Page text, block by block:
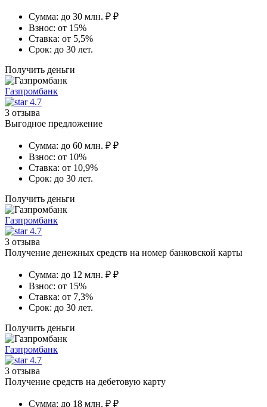
Сумма: до 30 млн. ₽ ₽
Взнос: от 15%
Ставка: от 5,5%
Срок: до 30 лет.
Получить деньги
Газпромбанк
4.7
3 отзыва
Выгодное предложение
Сумма: до 60 млн. ₽ ₽
Взнос: от 10%
Ставка: от 10,9%
Срок: до 30 лет.
Получить деньги
Газпромбанк
4.7
3 отзыва
Получение денежных средств на номер банковской карты
Сумма: до 12 млн. ₽ ₽
Взнос: от 15%
Ставка: от 7,3%
Срок: до 30 лет.
Получить деньги
Газпромбанк
4.7
3 отзыва
Получение средств на дебетовую карту
Сумма: до 18 млн. ₽ ₽